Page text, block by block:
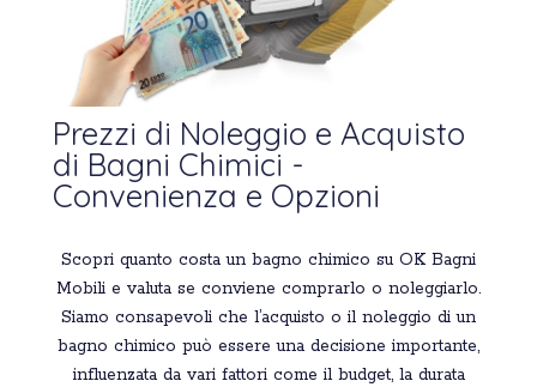
Prezzi di Noleggio e Acquisto
di Bagni Chimici -
Convenienza e Opzioni
Scopri quanto costa un bagno chimico su OK Bagni
Mobili e valuta se conviene comprarlo o noleggiarlo.
Siamo consapevoli che l’acquisto o il noleggio di un
bagno chimico può essere una decisione importante,
influenzata da vari fattori come il budget, la durata